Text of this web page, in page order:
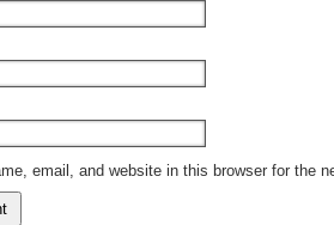
email, and website in this browser for the